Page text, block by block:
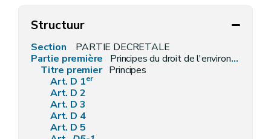
Structuur
Section
PARTIE DECRETALE
Partie première
Principes du droit de l'environnement et définitions générales
Titre premier Principes
Art. D 1er
Art. D 2
Art. D 3
Art. D 4
Art. D 5